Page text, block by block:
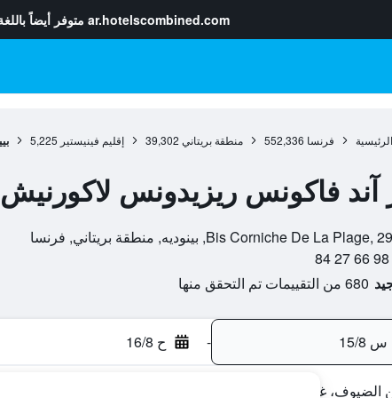
ar.hotelscombined.com متوفر أيضاً
فرنسا 552,336 منطقة بريتاني 39,302 إقليم فينيستير 5,225
آند فاكونس ريزيدونس
680 من التقييمات تم التحقق منها
س 15/8 - ح 16/8